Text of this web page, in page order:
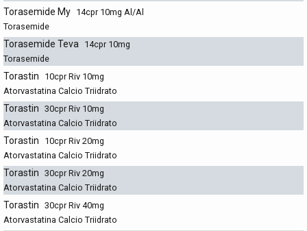
Torasemide My 14cpr 10mg Al/Al
Torasemide
Torasemide Teva
14cpr 10mg
Torasemide
Torastin
10cpr Riv 10mg
Atorvastatina Calcio Triidrato
Torastin 30cpr Riv 10mg
Atorvastatina Calcio Triidrato
Torastin
10cpr Riv 20mg
Atorvastatina Calcio Triidrato
Torastin 30cpr Riv 20mg
Atorvastatina Calcio Triidrato
Torastin 30cpr Riv 40mg
Atorvastatina Calcio Triidrato